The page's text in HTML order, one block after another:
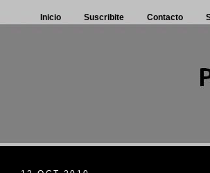
Inicio Suscribite Contacto